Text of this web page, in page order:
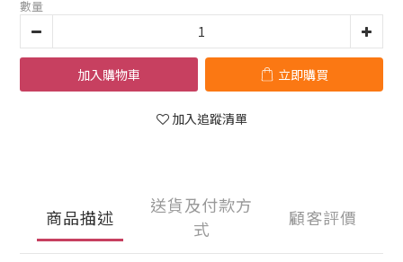
數量
加入購物車 立即購買
加入追蹤清單
商品描述
送貨及付款方
式
顧客評價